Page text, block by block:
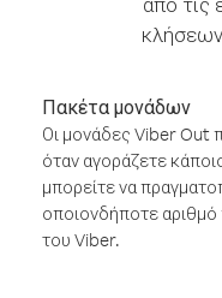
Πακέτα μονάδων
Οι μονάδες Viber Out
όταν αγοράζετε
μπορείτε να
οποιονδήποτε αριθμό
του Viber.